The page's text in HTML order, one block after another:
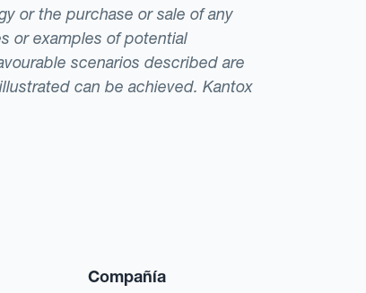
or the purchase or sale of any
or examples of potential
scenarios described are
can be achieved. Kantox
Compañía